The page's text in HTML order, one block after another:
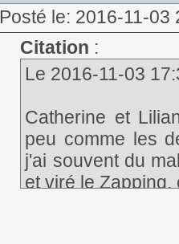
Posté le: 2016-11-03
Citation :
Le 2016-11-03
Catherine et
peu comme les
j'ai souvent du
et viré le